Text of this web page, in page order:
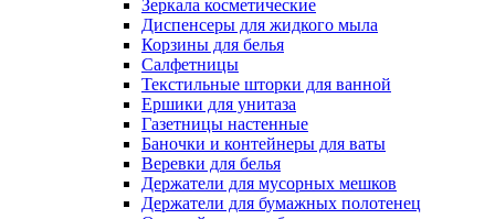
Зеркала косметические
Диспенсеры для жидкого мыла
Корзины для белья
Салфетницы
Текстильные шторки для ванной
Ершики для унитаза
Газетницы настенные
Баночки и контейнеры для ваты
Веревки для белья
Держатели для мусорных мешков
Держатели для бумажных полотенец